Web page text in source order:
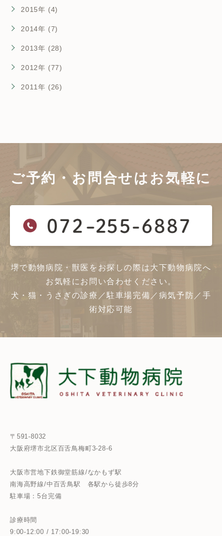
2015年 (4)
2014年 (7)
2013年 (28)
2012年 (77)
2011年 (26)
ご予約・お問合せは お気軽に
堺で動物病院・獣医をお探しの際は大下動物病院へ
お気軽にお問い合わせください。
犬・猫・うさぎの診療／駐車場完備／病気予防／手
術対応可能
〒591-8032
大阪府堺市北区百舌鳥梅町3-28-6
大阪市営地下鉄御堂筋線/なかもず駅
南海高野線/中百舌鳥駅 各駅から徒歩8分
駐車場：5台完備
診療時間
9:00-12:00 / 17:00-19:30